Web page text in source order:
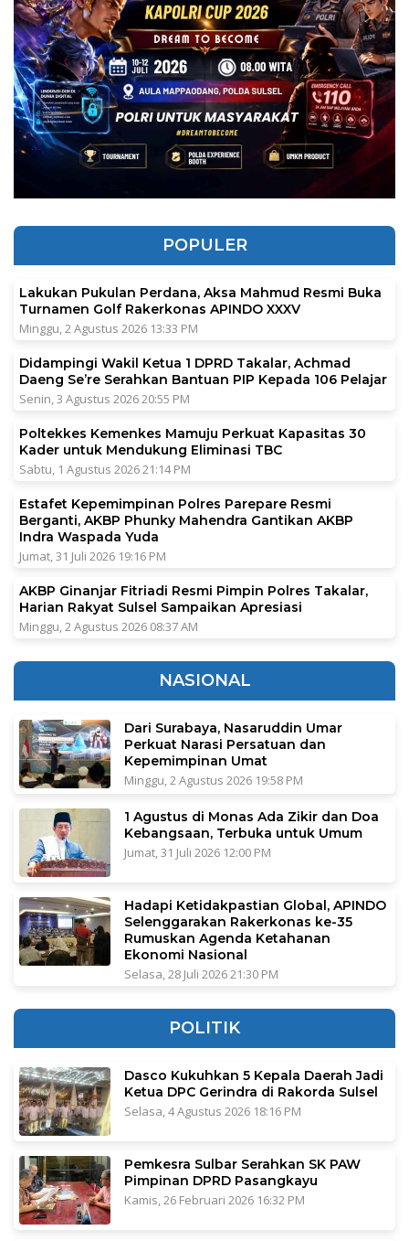
POPULER
Lakukan Pukulan Perdana, Aksa Mahmud Resmi Buka
Turnamen Golf Rakerkonas APINDO XXXV
Minggu, 2 Agustus 2026 13:33 PM
Didampingi Wakil Ketua 1 DPRD Takalar, Achmad
Daeng Se’re Serahkan Bantuan PIP Kepada 106 Pelajar
Senin, 3 Agustus 2026 20:55 PM
Poltekkes Kemenkes Mamuju Perkuat Kapasitas 30
Kader untuk Mendukung Eliminasi TBC
Sabtu, 1 Agustus 2026 21:14 PM
Estafet Kepemimpinan Polres Parepare Resmi
Berganti, AKBP Phunky Mahendra Gantikan AKBP
Indra Waspada Yuda
Jumat, 31 Juli 2026 19:16 PM
AKBP Ginanjar Fitriadi Resmi Pimpin Polres Takalar,
Harian Rakyat Sulsel Sampaikan Apresiasi
Minggu, 2 Agustus 2026 08:37 AM
NASIONAL
Dari Surabaya, Nasaruddin Umar
Perkuat Narasi Persatuan dan
Kepemimpinan Umat
Minggu, 2 Agustus 2026 19:58 PM
1 Agustus di Monas Ada Zikir dan Doa
Kebangsaan, Terbuka untuk Umum
Jumat, 31 Juli 2026 12:00 PM
Hadapi Ketidakpastian Global, APINDO
Selenggarakan Rakerkonas ke-35
Rumuskan Agenda Ketahanan
Ekonomi Nasional
Selasa, 28 Juli 2026 21:30 PM
POLITIK
Dasco Kukuhkan 5 Kepala Daerah Jadi
Ketua DPC Gerindra di Rakorda Sulsel
Selasa, 4 Agustus 2026 18:16 PM
Pemkesra Sulbar Serahkan SK PAW
Pimpinan DPRD Pasangkayu
Kamis, 26 Februari 2026 16:32 PM